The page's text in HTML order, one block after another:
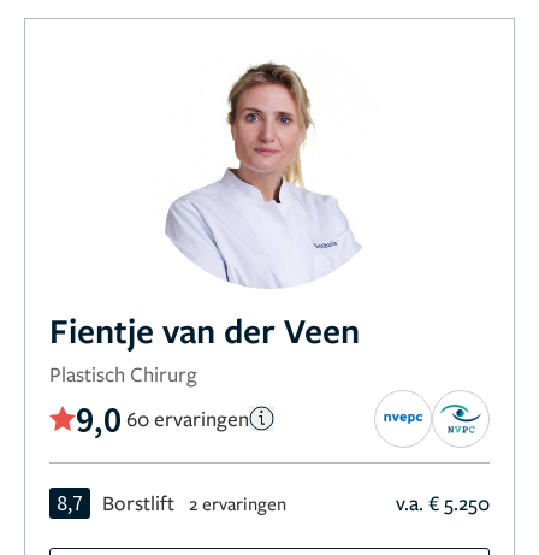
Fientje van der Veen
Plastisch Chirurg
9,0 60 ervaringen
8,7 Borstlift 2 ervaringen v.a. € 5.250